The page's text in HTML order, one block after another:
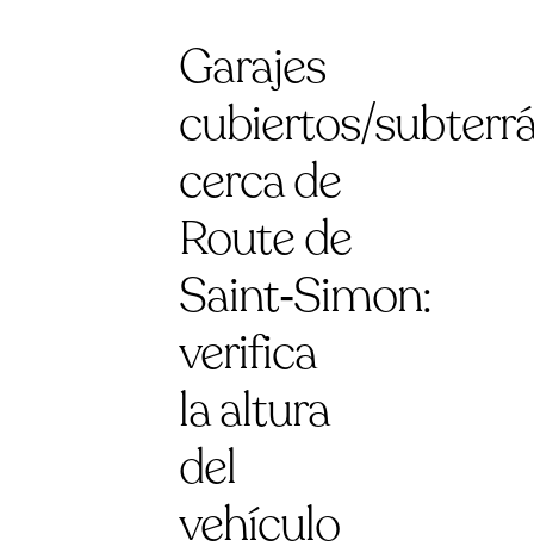
Garajes
cubiertos/
cerca de
Route de
Saint‑Simon:
verifica
la altura
del
vehículo